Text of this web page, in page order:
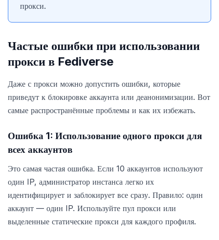
прокси.
Частые ошибки при использовании
прокси в Fediverse
Даже с прокси можно допустить ошибки, которые
приведут к блокировке аккаунта или деанонимизации. Вот
самые распространённые проблемы и как их избежать.
Ошибка 1: Использование одного прокси для
всех аккаунтов
Это самая частая ошибка. Если 10 аккаунтов используют
один IP, администратор инстанса легко их
идентифицирует и заблокирует все сразу. Правило: один
аккаунт — один IP. Используйте пул прокси или
выделенные статические прокси для каждого профиля.